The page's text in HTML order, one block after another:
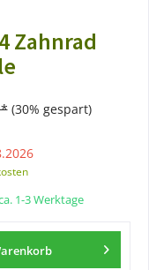
Zahnrad
(30% gespart)
1-3 Werktage